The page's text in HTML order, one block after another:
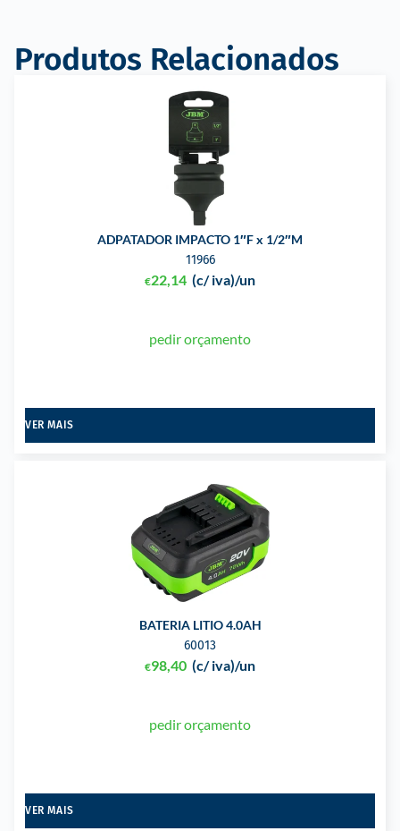
Produtos Relacionados
ADPATADOR IMPACTO 1″F x 1/2″M
11966
€22,14 (c/ iva)/un
pedir orçamento
VER MAIS
BATERIA LITIO 4.0AH
60013
€98,40 (c/ iva)/un
pedir orçamento
VER MAIS